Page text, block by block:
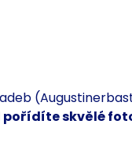
pořídíte skvělé